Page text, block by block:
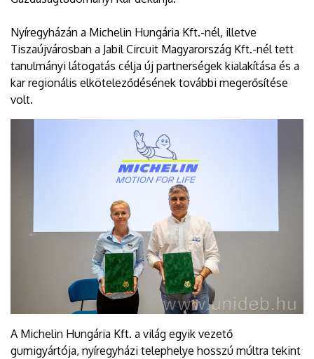
Nyíregyházán a Michelin Hungária Kft.-nél, illetve
Tiszaújvárosban a Jabil Circuit Magyarország Kft.-nél tett
tanulmányi látogatás célja új partnerségek kialakítása és a
kar regionális elköteleződésének további megerősítése
volt.
A Michelin Hungária Kft. a világ egyik vezető
gumigyártója, nyíregyházi telephelye hosszú múltra tekint